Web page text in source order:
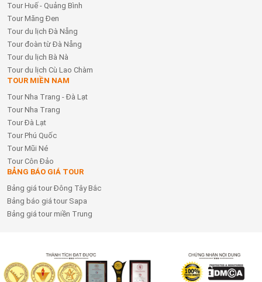
Tour Huế - Quảng Bình
Tour Măng Đen
Tour du lịch Đà Nẵng
Tour đoàn từ Đà Nẵng
Tour du lịch Bà Nà
Tour du lịch Cù Lao Chàm
TOUR MIỀN NAM
Tour Nha Trang - Đà Lạt
Tour Nha Trang
Tour Đà Lạt
Tour Phú Quốc
Tour Mũi Né
Tour Côn Đảo
BẢNG BÁO GIÁ TOUR
Bảng giá tour Đông Tây Bắc
Bảng báo giá tour Sapa
Bảng giá tour miền Trung